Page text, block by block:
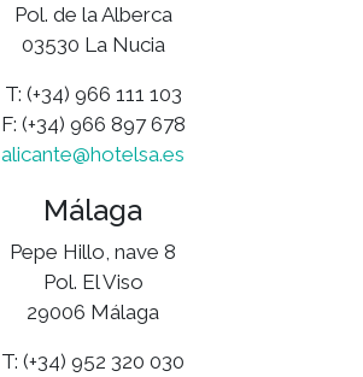
Pol. de la Alberca
03530 La Nucia
T: (+34) 966 111 103
F: (+34) 966 897 678
alicante@hotelsa.es
Málaga
Pepe Hillo, nave 8
Pol. El Viso
29006 Málaga
T: (+34) 952 320 030